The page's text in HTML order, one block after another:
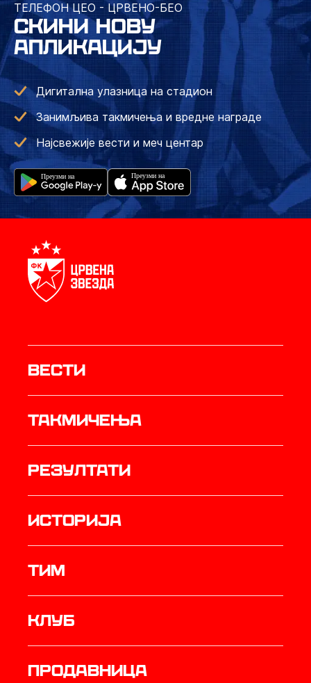
ТЕЛЕФОН ЦЕО - ЦРВЕНО-БЕО
СКИНИ НОВУ
АПЛИКАЦИЈУ
Дигитална улазница на стадион
Занимљива такмичења и вредне награде
Најсвежије вести и меч центар
Вести
Такмичења
резултати
историја
ТИМ
Клуб
продавница